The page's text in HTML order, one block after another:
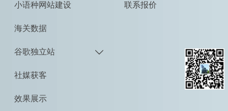
小语种网站建设
海关数据
谷歌独立站 
社媒获客
效果展示
联系报价